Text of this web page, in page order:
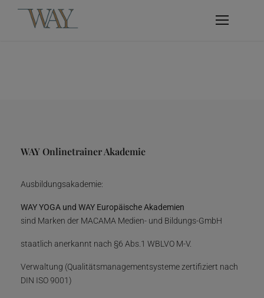
WAY Onlinetrainer Akademie
Ausbildungsakademie:
WAY YOGA und WAY Europäische Akademien
sind Marken der MACAMA Medien- und Bildungs-GmbH
staatlich anerkannt nach §6 Abs.1 WBLVO M-V.
Verwaltung (Qualitätsmanagementsysteme zertifiziert nach
DIN ISO 9001)